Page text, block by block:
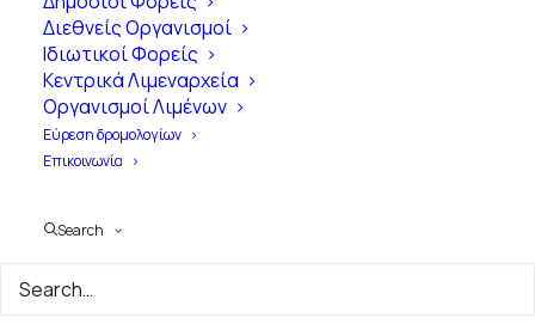
Διεθνείς Οργανισμοί
Ιδιωτικοί Φορείς
Κεντρικά Λιμεναρχεία
Οργανισμοί Λιμένων
Εύρεση δρομολογίων
Επικοινωνία
Search
στηνΕλλά δ
Month: Σεπτέμβριος 2016